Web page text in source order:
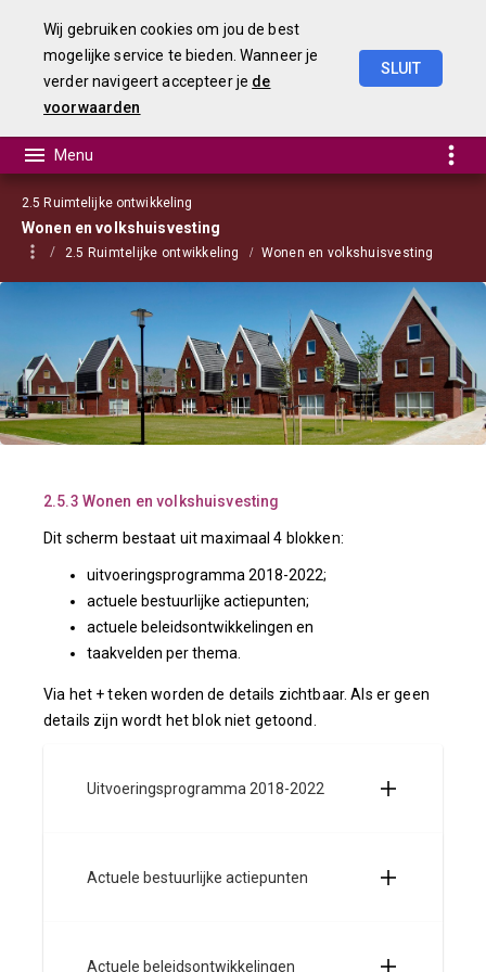
2.5 Ruimtelijke ontwikkeling
Wonen en volkshuisvesting
2.5 Ruimtelijke ontwikkeling Wonen en volkshuisvesting
2.5.3 Wonen en volkshuisvesting
Dit scherm bestaat uit maximaal 4 blokken:
uitvoeringsprogramma 2018-2022;
actuele bestuurlijke actiepunten;
actuele beleidsontwikkelingen en
taakvelden per thema.
Via het + teken worden de details zichtbaar. Als er geen
details zijn wordt het blok niet getoond.
Uitvoeringsprogramma 2018-2022
Actuele bestuurlijke actiepunten
Actuele beleidsontwikkelingen
Wij gebruiken cookies om jou de best
mogelijke service te bieden. Wanneer je
verder navigeert accepteer je de
voorwaarden
SLUIT